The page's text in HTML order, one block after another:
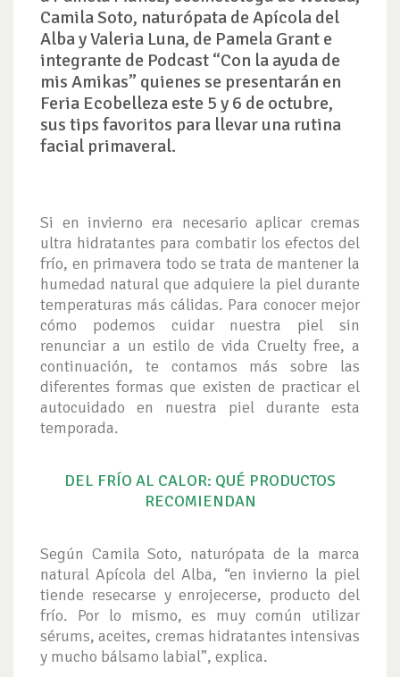
Camila Soto, naturópata de Apícola del
Alba y Valeria Luna, de Pamela Grant e
integrante de Podcast “Con la ayuda de
mis Amikas” quienes se presentarán en
Feria Ecobelleza este 5 y 6 de octubre,
sus tips favoritos para llevar una rutina
facial primaveral.
Si en invierno era necesario aplicar cremas
ultra hidratantes para combatir los efectos del
frío, en primavera todo se trata de mantener la
humedad natural que adquiere la piel durante
temperaturas más cálidas. Para conocer mejor
cómo podemos cuidar nuestra piel sin
renunciar a un estilo de vida Cruelty free, a
continuación, te contamos más sobre las
diferentes formas que existen de practicar el
autocuidado en nuestra piel durante esta
temporada.
DEL FRÍO AL CALOR: QUÉ PRODUCTOS
RECOMIENDAN
Según Camila Soto, naturópata de la marca
natural Apícola del Alba, “en invierno la piel
tiende resecarse y enrojecerse, producto del
frío. Por lo mismo, es muy común utilizar
sérums, aceites, cremas hidratantes intensivas
y mucho bálsamo labial”, explica.